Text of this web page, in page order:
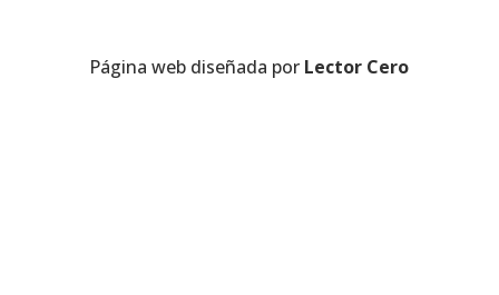
Página web diseñada por Lector Cero